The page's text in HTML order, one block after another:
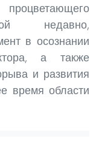
недавно,
в осознании
а также
и развития
время области